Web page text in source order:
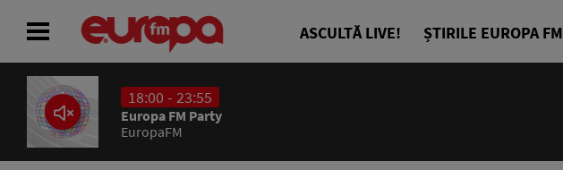
ASCULTĂ LIVE! ȘTIRILE EUROPA FM
18:00 - 23:55
Europa FM Party
EuropaFM
ACASĂ
ȘTIRI